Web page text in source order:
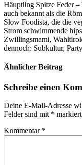
Häuptling Spitze Feder
auch bekannt als die
Slow Foodista, die die
Strom schwimmende
Zwillingsmami,
dennoch: Subkultur,
Ähnlicher Beitrag
Schreibe einen
Deine E-Mail-Adresse
Felder sind mit * markiert
Kommentar *